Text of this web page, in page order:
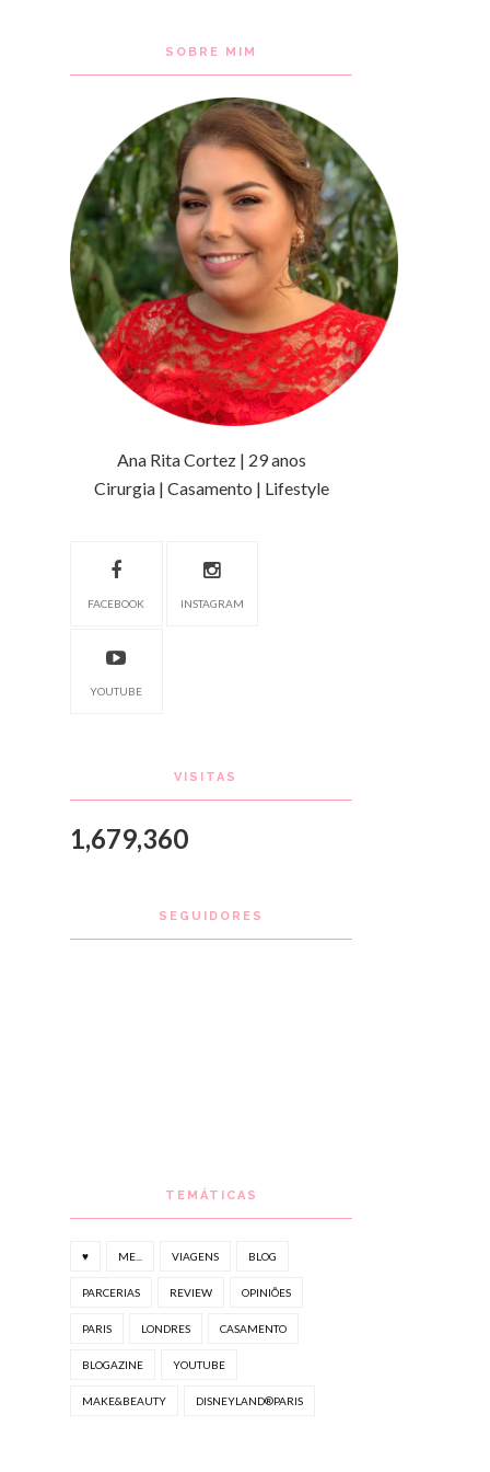
SOBRE MIM
Ana Rita Cortez | 29 anos
Cirurgia | Casamento | Lifestyle
FACEBOOK INSTAGRAM
YOUTUBE
VISITAS
1,679,360
SEGUIDORES
TEMÁTICAS
♥ ME... VIAGENS BLOG
PARCERIAS REVIEW OPINIÕES
PARIS LONDRES CASAMENTO
BLOGAZINE YOUTUBE
MAKE&BEAUTY DISNEYLAND®PARIS